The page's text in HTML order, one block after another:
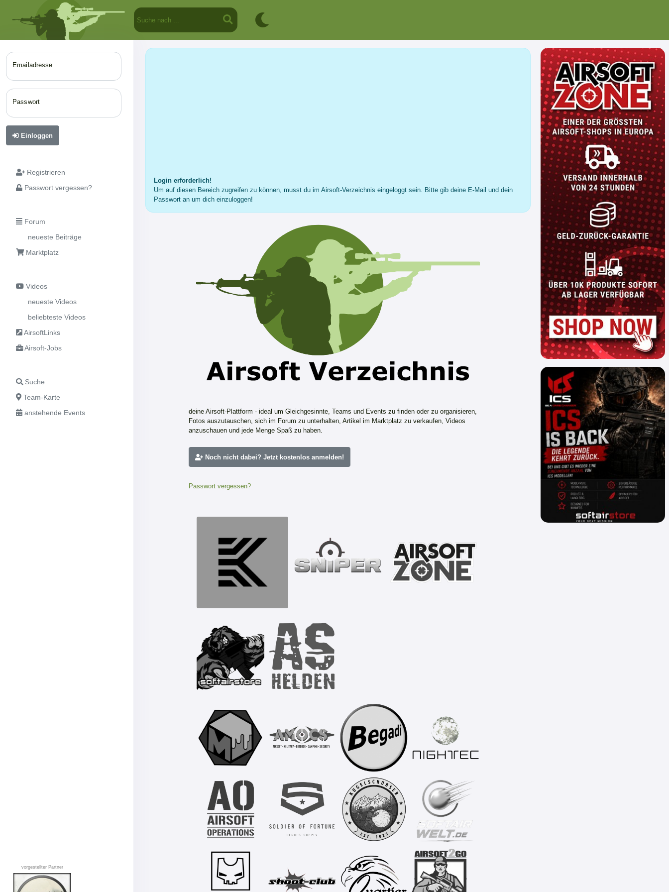
Emailadresse
Passwort
Einloggen
Registrieren
Passwort vergessen?
Forum
neueste Beiträge
Marktplatz
Videos
neueste Videos
beliebteste Videos
AirsoftLinks
Airsoft-Jobs
Suche
Team-Karte
anstehende Events
vorgestellter Partner
Login erforderlich!
Um auf diesen Bereich zugreifen zu können, musst du im Airsoft-Verzeichnis eingeloggt sein. Bitte gib deine E-Mail und dein
Passwort an um dich einzuloggen!
deine Airsoft-Plattform - ideal um Gleichgesinnte, Teams und Events zu finden oder zu organisieren,
Fotos auszutauschen, sich im Forum zu unterhalten, Artikel im Marktplatz zu verkaufen, Videos
anzuschauen und jede Menge Spaß zu haben.
Noch nicht dabei? Jetzt kostenlos anmelden!
Passwort vergessen?